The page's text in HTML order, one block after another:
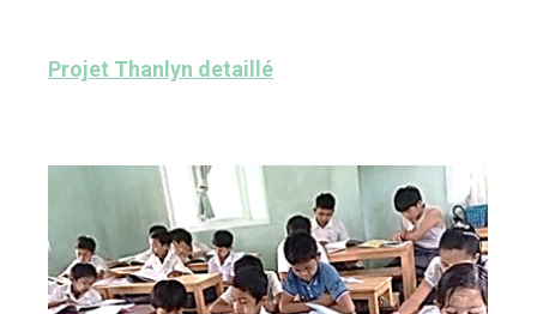
Projet Thanlyn detaillé